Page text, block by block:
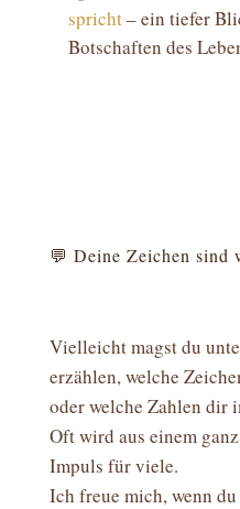
spricht– ein tiefer
Botschaften des
💬 Deine Zeichen sind
Vielleicht magst du
erzählen, welche
oder welche Zahlen dir
Oft wird aus einem
Impuls für viele.
Ich freue mich, wenn